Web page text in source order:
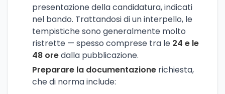
presentazione della candidatura, indicati
nel bando. Trattandosi di un interpello, le
tempistiche sono generalmente molto
ristrette — spesso comprese tra le 24 e le
48 oredalla pubblicazione.
Preparare la documentazione richiesta,
che di norma include: